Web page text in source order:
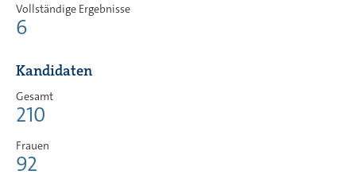
Vollständige Ergebnisse
6
Kandidaten
Gesamt
210
Frauen
92